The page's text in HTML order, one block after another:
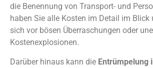
die Benennung von Transport- und
haben Sie alle Kosten im Detail im Blick
sich vor bösen Überraschungen oder
Kostenexplosionen.
Darüber hinaus kann die Entrümpelung